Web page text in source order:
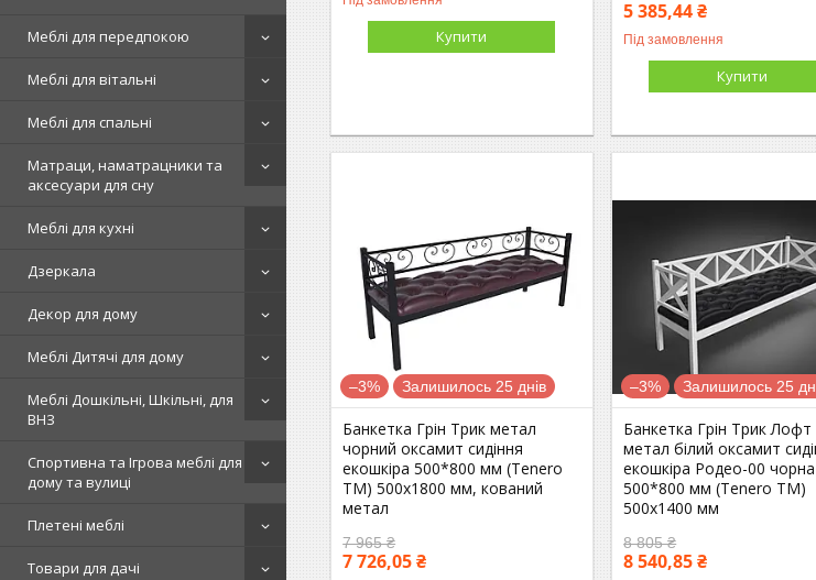
Меблі для передпокою
Меблі для вітальні
Меблі для спальні
Матраци, наматрацники та
аксесуари для сну
Меблі для кухні
Дзеркала
Декор для дому
Меблі Дитячі для дому
Меблі Дошкільні, Шкільні, для
ВНЗ
Спортивна та Ігрова меблі для
дому та вулиці
Плетені меблі
Товари для дачі
Купити
5 385,44 ₴
Під замовлення
Купити
–3% Залишилось 25 днів
Банкетка Грін Трик метал
чорний оксамит сидіння
екошкіра 500*800 мм (Tenero
TM) 500х1800 мм, кований
метал
7 965 ₴
7 726,05 ₴
–3% Залишилось 25
Банкетка Грін Трик Лофт
метал білий оксамит
екошкіра Родео-00 чорна
500*800 мм (Tenero TM)
500х1400 мм
8 805 ₴
8 540,85 ₴